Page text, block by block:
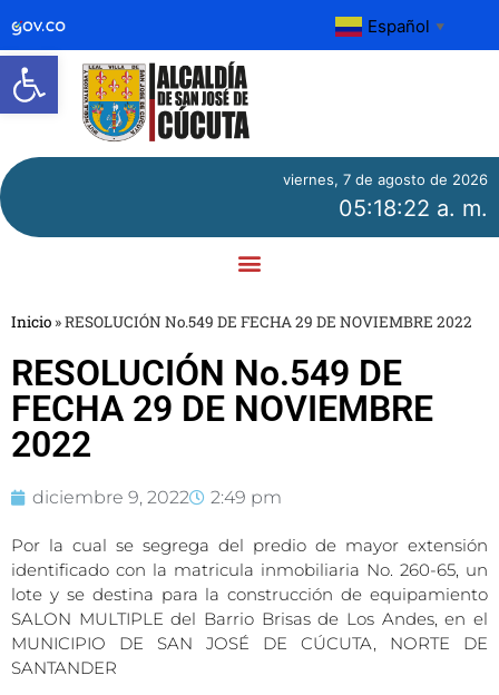
Abrir barra de herramientas
Español ▼
viernes, 7 de agosto de 2026
05:18:22 a. m.
Inicio »RESOLUCIÓN No.549 DE FECHA 29 DE NOVIEMBRE 2022
RESOLUCIÓN No.549 DE
FECHA 29 DE NOVIEMBRE
2022
diciembre 9, 2022 2:49 pm
Por la cual se segrega del predio de mayor extensión
identificado con la matricula inmobiliaria No. 260-65, un
lote y se destina para la construcción de equipamiento
SALON MULTIPLE del Barrio Brisas de Los Andes, en el
MUNICIPIO DE SAN JOSÉ DE CÚCUTA, NORTE DE
SANTANDER